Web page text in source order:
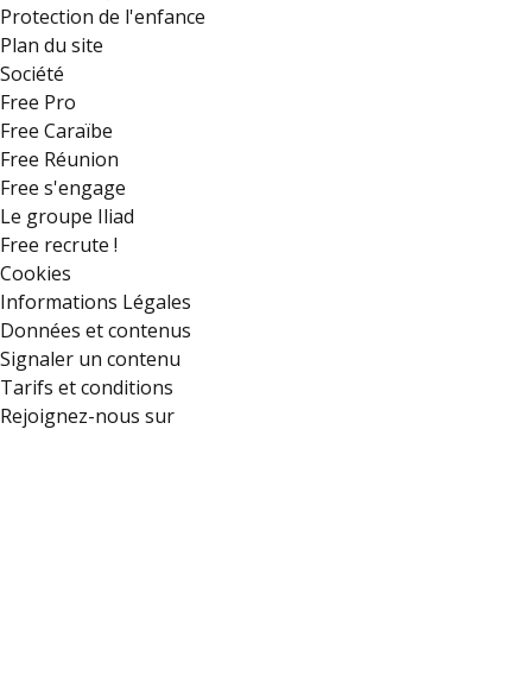
Protection de l'enfance
Plan du site
Société
Free Pro
Free Caraïbe
Free Réunion
Free s'engage
Le groupe Iliad
Free recrute !
Cookies
Informations Légales
Données et contenus
Signaler un contenu
Tarifs et conditions
Rejoignez-nous sur